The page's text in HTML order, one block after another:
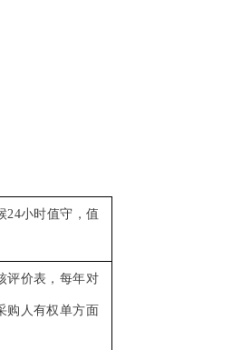
24小时值守，值
评价表，每年对
购人有权单方面